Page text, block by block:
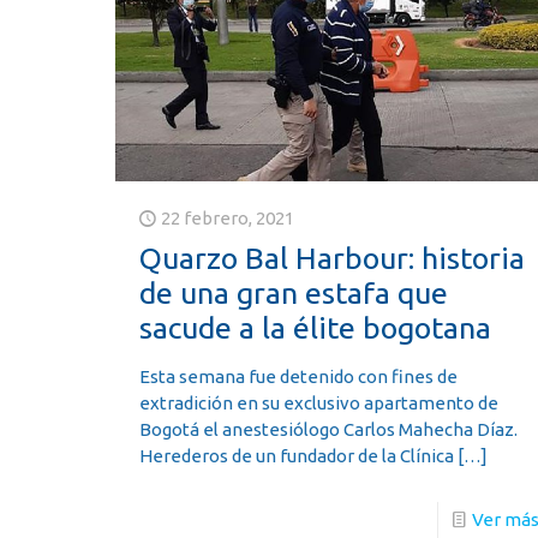
22 febrero, 2021
Quarzo Bal Harbour: historia
de una gran estafa que
sacude a la élite bogotana
Esta semana fue detenido con fines de
extradición en su exclusivo apartamento de
Bogotá el anestesiólogo Carlos Mahecha Díaz.
Herederos de un fundador de la Clínica[…]
Ver